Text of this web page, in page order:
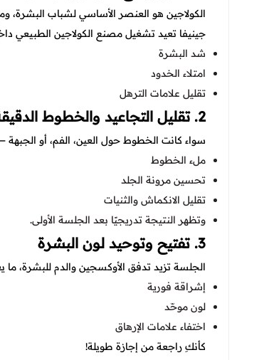
الكولاجين هو العنصر الأساسي لشباب البشرة،
جينيفا تعيد تشغيل مصنع الكولاجين الطبيعي
شد البشرة
امتلاء الخدود
تقليل علامات الترهل
2. تقليل التجاعيد والخطوط الدقيقة
سواء كانت الخطوط حول العين، الفم، أو
ملء الخطوط
تحسين مرونة الجلد
تقليل الانكماش والثنيات
وتظهر النتيجة تدريجيًا بعد الجلسة الأولى.
3. تفتيح وتوحيد لون البشرة
الجلسة تزيد تدفق الأوكسجين والدم للبشرة، ما
إشراقة فورية
لون موحّد
اختفاء علامات الإرهاق
كأنكِ راجعة من إجازة طويلة!